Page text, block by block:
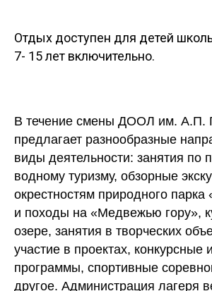
Отдых доступен для детей
7- 15 лет включительно.
В течение смены ДООЛ им. А.П.
предлагает разнообразные
виды деятельности: занятия по
водному туризму, обзорные
окрестностям природного парка
и походы на «Медвежью гору»,
озере, занятия в творческих
участие в проектах, конкурсные
программы, спортивные
другое. Администрация лагеря